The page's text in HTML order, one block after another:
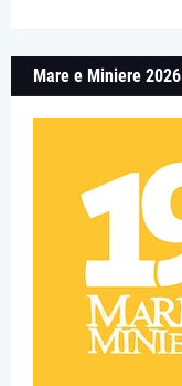
Mare e Miniere 2026